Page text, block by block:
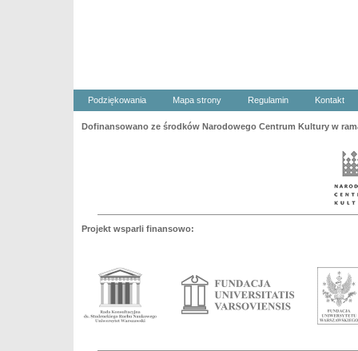
Podziękowania Mapa strony Regulamin Kontakt
Dofinansowano ze środków Narodowego Centrum Kultury w
Projekt wsparli finansowo: